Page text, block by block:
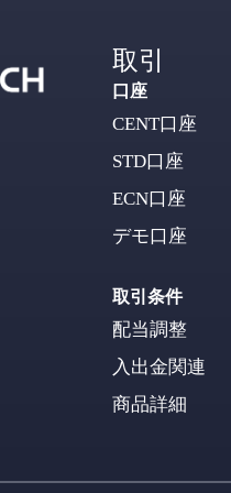
取引
口座
CENT口座
STD口座
ECN口座
デモ口座
取引条件
配当調整
入出金関連
商品詳細